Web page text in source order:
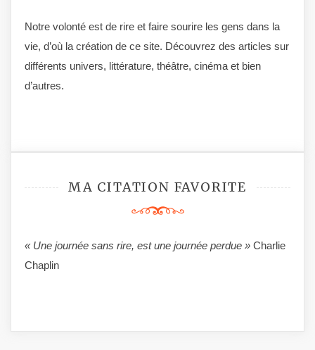
Notre volonté est de rire et faire sourire les gens dans la
vie, d’où la création de ce site. Découvrez des articles sur
différents univers, littérature, théâtre, cinéma et bien
d’autres.
MA CITATION FAVORITE
« Une journée sans rire, est une journée perdue » Charlie
Chaplin